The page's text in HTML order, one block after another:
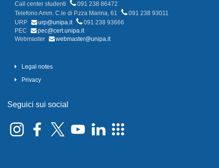
Call center studenti
091 238 86472
Telefono Amm. C.le di P.zza Marina, 61
091 238 93011
URP
urp@unipa.it
091 238 93666
PEC
pec@cert.unipa.it
Webmaster
webmaster@unipa.it
Legal notes
Privacy
Seguici sui social